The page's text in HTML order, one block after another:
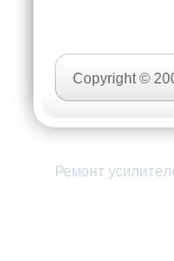
Copyright ©
Ремонт